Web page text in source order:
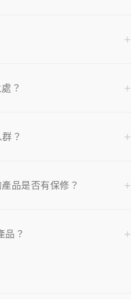
+
？ +
？ +
品是否有保修？ +
品？ +